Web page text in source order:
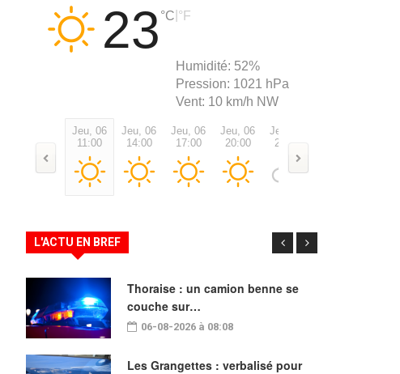
23 °C °F
Humidité: 52%
Pression: 1021 hPa
Vent: 10 km/h NW
Jeu, 06
11:00
Jeu, 06
14:00
Jeu, 06
17:00
Jeu, 06
20:00
Jeu, 06
23:00
L'ACTU EN BREF
Thoraise : un camion benne se
couche sur…
06-08-2026 à 08:08
Les Grangettes : verbalisé pour